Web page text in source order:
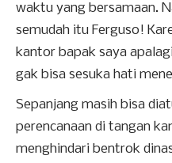
waktu yang bersamaan.
semudah itu Ferguso!
kantor bapak saya
gak bisa sesuka hati
Sepanjang masih bisa
perencanaan di tangan
menghindari bentrok